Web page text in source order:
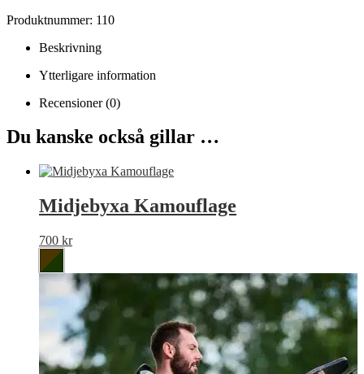
Produktnummer: 110
Beskrivning
Ytterligare information
Recensioner (0)
Du kanske också gillar …
Midjebyxa Kamouflage
700 kr